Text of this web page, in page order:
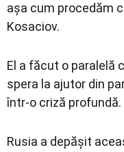
așa cum procedăm
Kosaciov.
El a făcut o paralelă
spera la ajutor din
într-o criză profundă.
Rusia a depășit